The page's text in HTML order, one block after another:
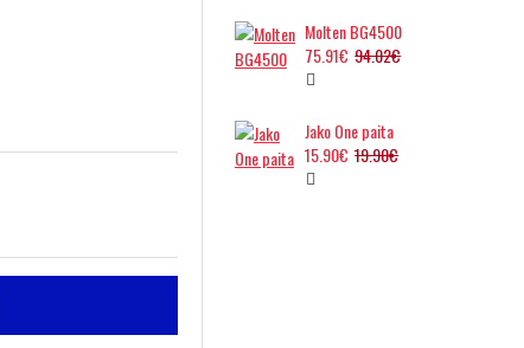
Molten BG4500
75.91€ 94.02€
Jako One paita
15.90€ 19.90€